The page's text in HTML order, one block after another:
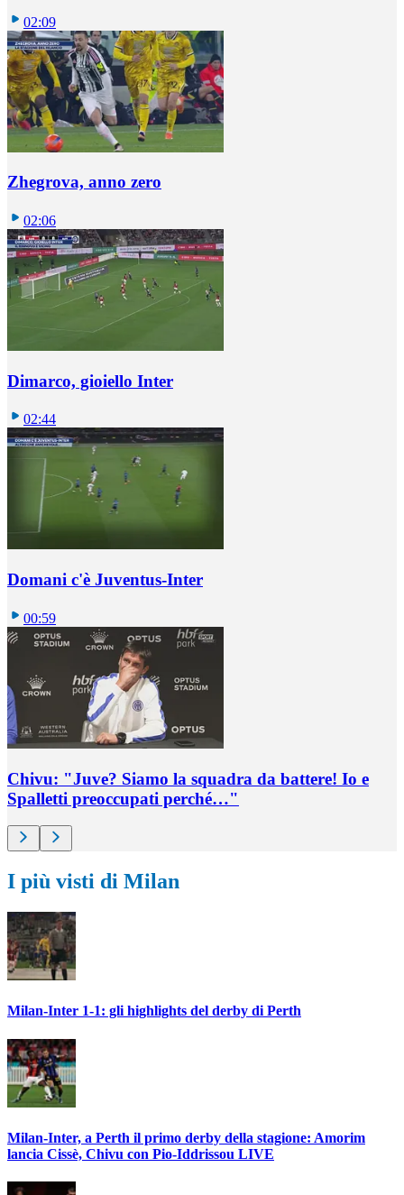
02:09
Zhegrova, anno zero
02:06
Dimarco, gioiello Inter
02:44
Domani c'è Juventus-Inter
00:59
Chivu: "Juve? Siamo la squadra da battere! Io e
Spalletti preoccupati perché…"
I più visti di Milan
Milan-Inter 1-1: gli highlights del derby di Perth
Milan-Inter, a Perth il primo derby della stagione: Amorim
lancia Cissè, Chivu con Pio-Iddrissou LIVE